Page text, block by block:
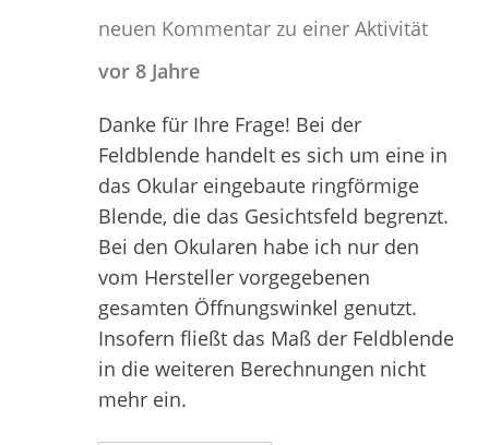
neuen Kommentar zu einer Aktivität
vor 8 Jahre
Danke für Ihre Frage! Bei der
Feldblende handelt es sich um eine in
das Okular eingebaute ringförmige
Blende, die das Gesichtsfeld begrenzt.
Bei den Okularen habe ich nur den
vom Hersteller vorgegebenen
gesamten Öffnungswinkel genutzt.
Insofern fließt das Maß der Feldblende
in die weiteren Berechnungen nicht
mehr ein.